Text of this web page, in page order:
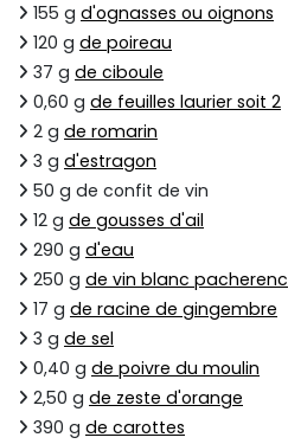
155 g d'ognasses ou oignons
120 g de poireau
37 g de ciboule
0,60 g de feuilles laurier soit 2
2 g de romarin
3 g d'estragon
50 g de confit de vin
12 g de gousses d'ail
290 g d'eau
250 g de vin blanc pacherenc
17 g de racine de gingembre
3 g de sel
0,40 g de poivre du moulin
2,50 g de zeste d'orange
390 g de carottes